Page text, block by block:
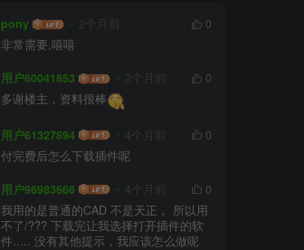
全国各省份风向玫瑰图CAD图块合集
pony 2个月前
0
非常需要,嘻嘻
用户60041853 2个月前
0
多谢楼主，资料很棒
用户61327894 4个月前
0
付完费后怎么下载插件呢
用户96983666 4个月前
0
我用的是普通的CAD 不是天正， 所以用
不了/??? 下载完让我选择打开插件的软
件..... 没有其他提示，我应该怎么做呢